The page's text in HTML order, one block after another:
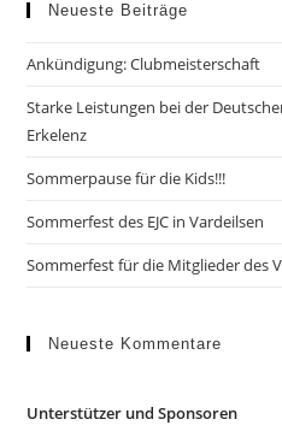
Neueste Beiträge
Ankündigung: Clubmeisterschaft
Starke Leistungen bei der
Erkelenz
Sommerpause für die Kids!!!
Sommerfest des EJC in Vardeilsen
Sommerfest für die Mitglieder des
Neueste Kommentare
Unterstützer und Sponsoren